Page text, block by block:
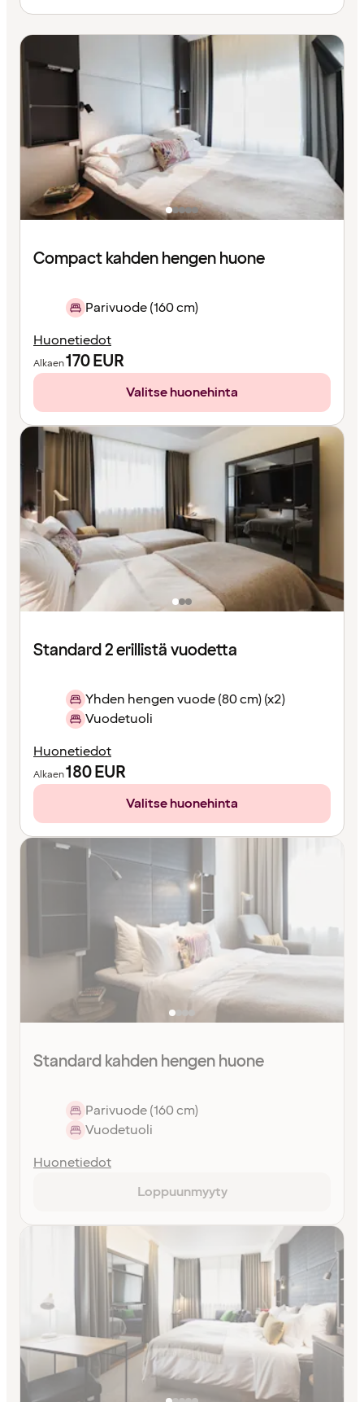
Compact kahden hengen huone
Parivuode (160 cm)
Huonetiedot
Alkaen170EUR
Valitse huonehinta
Standard 2 erillistä vuodetta
Yhden hengen vuode (80 cm) (x2)
Vuodetuoli
Huonetiedot
Alkaen180EUR
Valitse huonehinta
Standard kahden hengen huone
Parivuode (160 cm)
Vuodetuoli
Huonetiedot
Loppuunmyyty